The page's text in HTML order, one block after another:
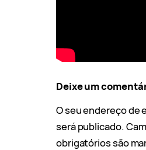
Deixe um
O seu endereço de
será publicado.
obrigatórios são